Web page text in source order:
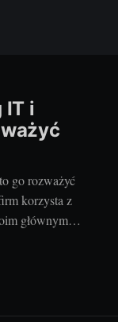
IT i
go rozważyć
korzysta z
głównym
jak choćby
zasobów.